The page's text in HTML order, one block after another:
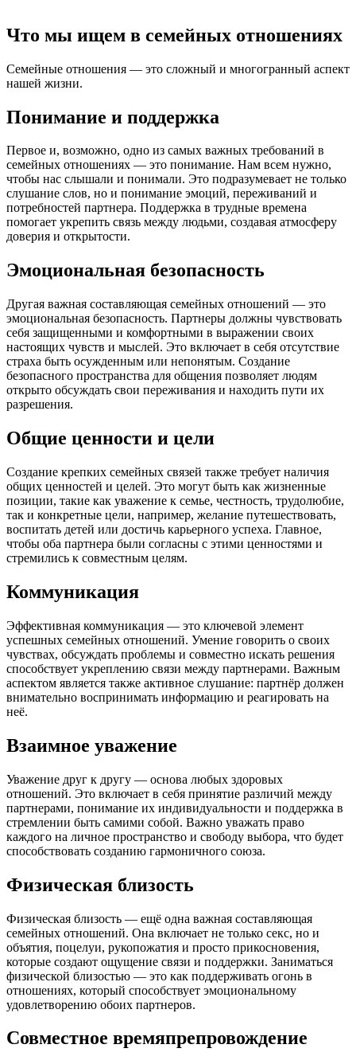
Что мы ищем в семейных отношениях
Семейные отношения — это сложный и многогранный аспект
нашей жизни.
Понимание и поддержка
Первое и, возможно, одно из самых важных требований в
семейных отношениях — это понимание. Нам всем нужно,
чтобы нас слышали и понимали. Это подразумевает не только
слушание слов, но и понимание эмоций, переживаний и
потребностей партнера. Поддержка в трудные времена
помогает укрепить связь между людьми, создавая атмосферу
доверия и открытости.
Эмоциональная безопасность
Другая важная составляющая семейных отношений — это
эмоциональная безопасность. Партнеры должны чувствовать
себя защищенными и комфортными в выражении своих
настоящих чувств и мыслей. Это включает в себя отсутствие
страха быть осужденным или непонятым. Создание
безопасного пространства для общения позволяет людям
открыто обсуждать свои переживания и находить пути их
разрешения.
Общие ценности и цели
Создание крепких семейных связей также требует наличия
общих ценностей и целей. Это могут быть как жизненные
позиции, такие как уважение к семье, честность, трудолюбие,
так и конкретные цели, например, желание путешествовать,
воспитать детей или достичь карьерного успеха. Главное,
чтобы оба партнера были согласны с этими ценностями и
стремились к совместным целям.
Коммуникация
Эффективная коммуникация — это ключевой элемент
успешных семейных отношений. Умение говорить о своих
чувствах, обсуждать проблемы и совместно искать решения
способствует укреплению связи между партнерами. Важным
аспектом является также активное слушание: партнёр должен
внимательно воспринимать информацию и реагировать на
неё.
Взаимное уважение
Уважение друг к другу — основа любых здоровых
отношений. Это включает в себя принятие различий между
партнерами, понимание их индивидуальности и поддержка в
стремлении быть самими собой. Важно уважать право
каждого на личное пространство и свободу выбора, что будет
способствовать созданию гармоничного союза.
Физическая близость
Физическая близость — ещё одна важная составляющая
семейных отношений. Она включает не только секс, но и
объятия, поцелуи, рукопожатия и просто прикосновения,
которые создают ощущение связи и поддержки. Заниматься
физической близостью — это как поддерживать огонь в
отношениях, который способствует эмоциональному
удовлетворению обоих партнеров.
Совместное времяпрепровождение